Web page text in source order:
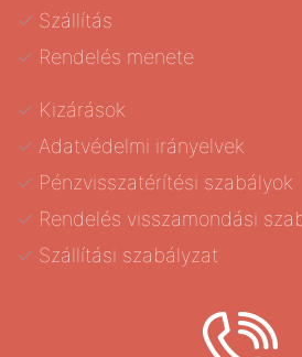
Szállítás
Rendelés menete
Kizárások
Adatvédelmi irányelvek
Pénzvisszatérítési szabályok
Rendelés visszamondási
Szállítási szabályzat